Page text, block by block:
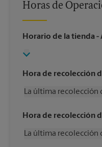
Horas de
Horario de la tienda -
Hora de recolección
La última recolección
Miércoles
5:45
Viernes
5:45
Hora de recolección
La última recolección